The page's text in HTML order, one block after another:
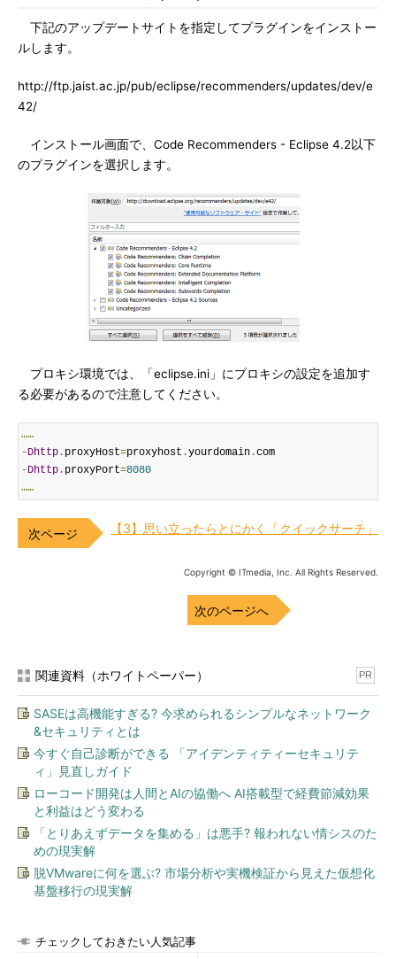
下記のアップデートサイトを指定してプラグインをインストー
ルします。
http://ftp.jaist.ac.jp/pub/eclipse/recommenders/updates/dev/e
42/
インストール画面で、Code Recommenders - Eclipse 4.2以下
のプラグインを選択します。
プロキシ環境では、「eclipse.ini」にプロキシの設定を追加す
る必要があるので注意してください。
……
-Dhttp. proxyHost=proxyhost .yourdomain.
-Dhttp. proxyPort=8080
……
【3】思い立ったらとにかく「クイックサーチ」
Copyright © ITmedia, Inc. All Rights Reserved.
次のページへ
関連資料（ホワイトペーパー） PR
SASEは高機能すぎる? 今求められるシンプルなネットワーク
&セキュリティとは
今すぐ自己診断ができる 「アイデンティティーセキュリテ
ィ」見直しガイド
ローコード開発は人間とAIの協働へ AI搭載型で経費節減効果
と利益はどう変わる
「とりあえずデータを集める」は悪手? 報われない情シスのた
めの現実解
脱VMwareに何を選ぶ? 市場分析や実機検証から見えた仮想化
基盤移行の現実解
チェックしておきたい人気記事